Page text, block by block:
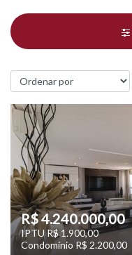
R$ 4.240.000,00
IPTU R$ 1.900,00
Condomínio R$ 2.200,00